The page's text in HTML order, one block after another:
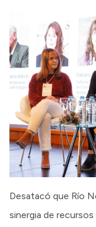
Desatacó que Río
sinergia de